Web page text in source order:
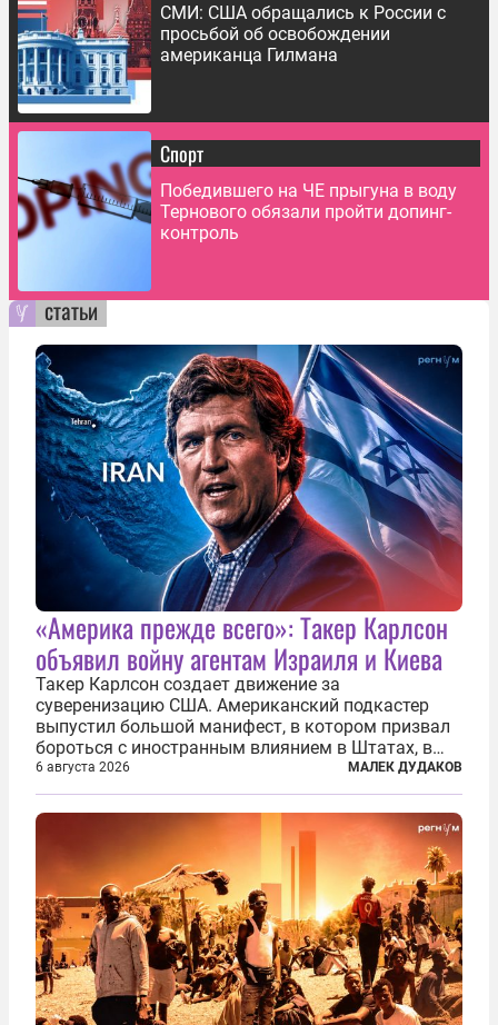
СМИ: США обращались к России с
просьбой об освобождении
американца Гилмана
Спорт
Победившего на ЧЕ прыгуна в воду
Тернового обязали пройти допинг-
контроль
статьи
«Америка прежде всего»: Такер Карлсон
объявил войну агентам Израиля и Киева
Такер Карлсон создает движение за
суверенизацию США. Американский подкастер
выпустил большой манифест, в котором призвал
бороться с иностранным влиянием в Штатах, в
первую очередь имея в виду Израиль. А также
прекратить заморские войны, выплатить
репарации Ирану, остановить прием мигрантов...
6 августа 2026 МАЛЕК ДУДАКОВ